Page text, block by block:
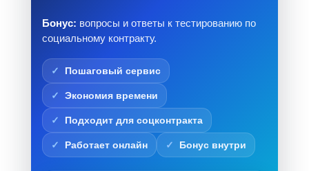
Бонус: вопросы и ответы к тестированию по
социальному контракту.
Пошаговый сервис
Экономия времени
Подходит для соцконтракта
Работает онлайн Бонус внутри